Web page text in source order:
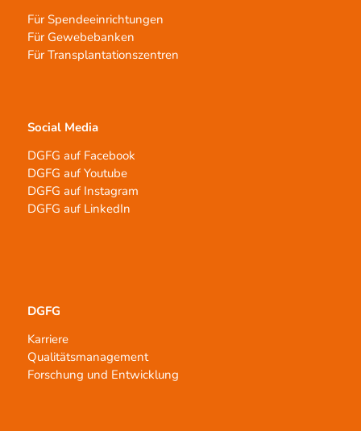
Für Spendeeinrichtungen
Für Gewebebanken
Für Transplantationszentren
Social Media
DGFG auf Facebook
DGFG auf Youtube
DGFG auf Instagram
DGFG auf LinkedIn
DGFG
Karriere
Qualitätsmanagement
Forschung und Entwicklung